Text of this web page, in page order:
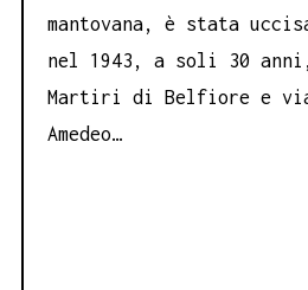
mantovana, è stata
nel 1943, a soli 30
Martiri di Belfiore e
Amedeo…